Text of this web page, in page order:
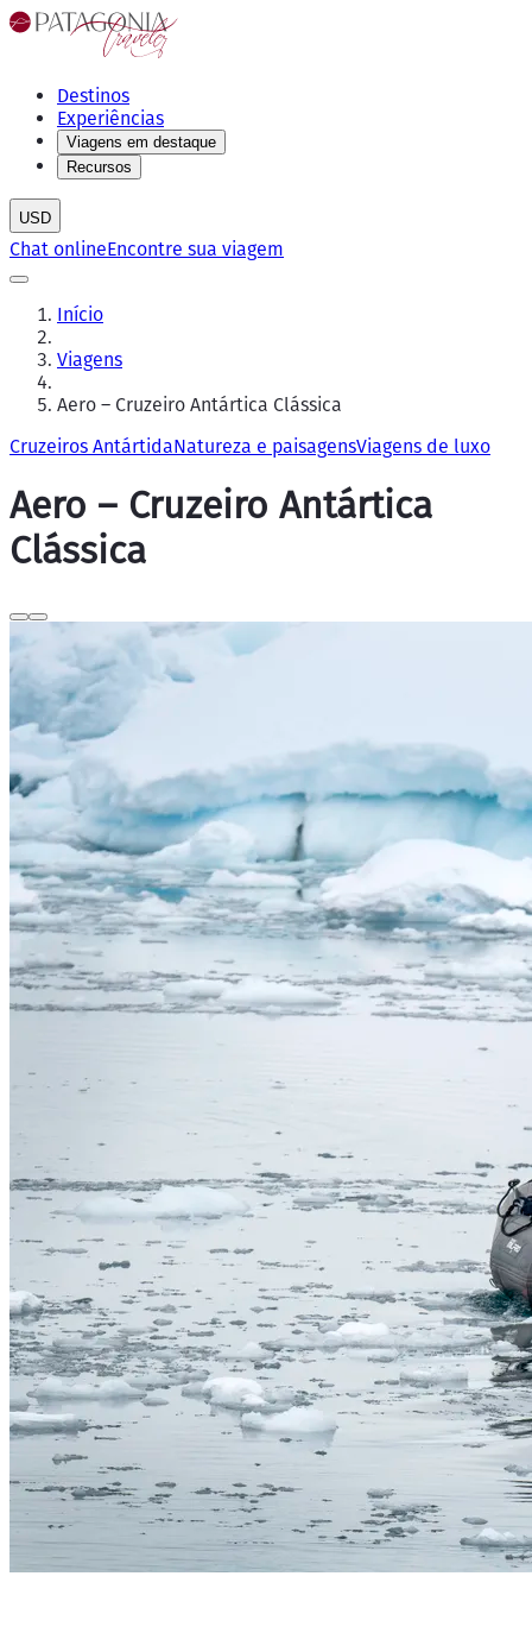
Destinos
Experiências
Viagens em destaque
Recursos
USD
Chat onlineEncontre sua viagem
Início
Viagens
Aero – Cruzeiro Antártica Clássica
Cruzeiros AntártidaNatureza e paisagensViagens de luxo
Aero – Cruzeiro Antártica
Clássica